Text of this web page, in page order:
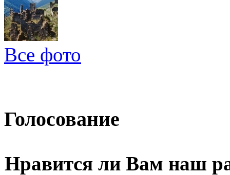
Все фото
Голосование
Нравится ли Вам наш